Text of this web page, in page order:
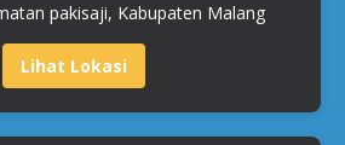
pakisaji, Kabupaten Malang
Lihat Lokasi